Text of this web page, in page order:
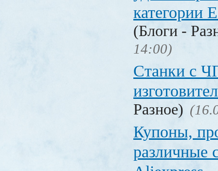
категории
(Блоги -
14:00)
Станки с
Разное)
Купоны,
различные